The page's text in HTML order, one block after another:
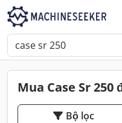
Mua Case Sr 250
Bộ lọc